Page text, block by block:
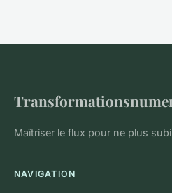
Maîtriser le flux pour ne plus
NAVIGATION